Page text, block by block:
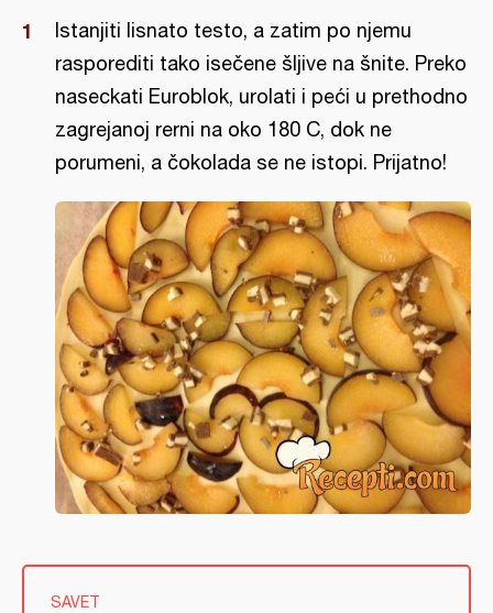
Istanjiti lisnato testo, a zatim po njemu
rasporediti tako isečene šljive na šnite. Preko
naseckati Euroblok, urolati i peći u prethodno
zagrejanoj rerni na oko 180 C, dok ne
porumeni, a čokolada se ne istopi. Prijatno!
SAVET